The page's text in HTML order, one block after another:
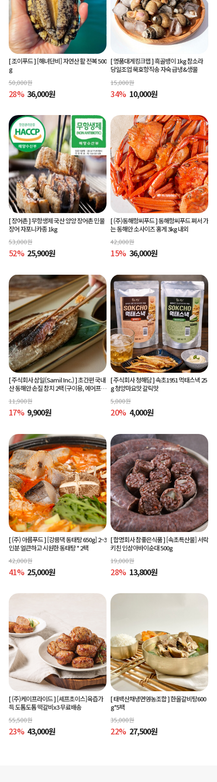
[ 조이푸드 ][해녀단비] 자연산 활 전복 500
g
50,000원
28% 36,000원
[ 명품대게킹크랩 ]흑골뱅이 1kg 참소라
당일조업 묵호항직송 자숙 급냉&생물
15,000원
34% 10,000원
[ 장어촌 ]무항생제 국산 양양 장어촌 민물
장어 자포니카종 1kg
53,000원
52% 25,900원
[ (주)동해항씨푸드 ]동해항씨푸드 쪄서 가
는 동해안 소사이즈 홍게 3kg 내외
42,000원
15% 36,000원
[ 주식회사 삼일(Samil Inc.) ]초간편 국내
산 동해안 손질 참치 2팩 (구이용, 에어프라
이어 간편조리)
11,900원
17% 9,900원
[ 주식회사 청해담 ]속초1951 먹태스낵 25
g 청양마요맛 갈릭맛
5,000원
20% 4,000원
[ (주) 아름푸드 ][강릉댁 동태탕 650g] 2~3
인분 얼큰하고 시원한 동태탕 * 2팩
42,000원
41% 25,000원
[ 합명회사 참좋은식품 ][속초특산물] 서락
키친 인삼아바이순대 500g
19,000원
28% 13,800원
[ (주)케이프라이드 ][셰프초이스]육즙가
득 도톰도톰 떡갈비x3 무료배송
55,500원
23% 43,000원
[ 태백산채냉면영농조합 ]한올갈비탕600
g*5팩
35,000원
22% 27,500원